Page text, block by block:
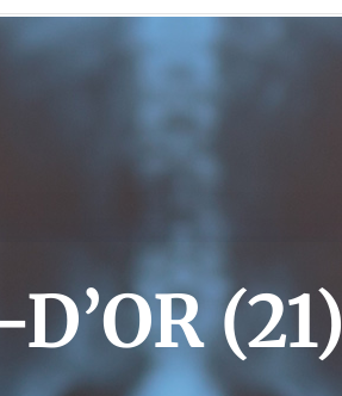
(21)